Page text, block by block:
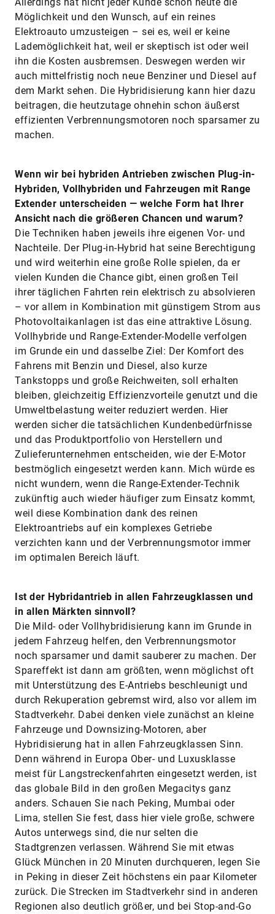
Möglichkeit und den Wunsch, auf ein reines
Elektroauto umzusteigen – sei es, weil er keine
Lademöglichkeit hat, weil er skeptisch ist oder weil
ihn die Kosten ausbremsen. Deswegen werden wir
auch mittelfristig noch neue Benziner und Diesel auf
dem Markt sehen. Die Hybridisierung kann hier dazu
beitragen, die heutzutage ohnehin schon äußerst
effizienten Verbrennungsmotoren noch sparsamer zu
machen.
Wenn wir bei hybriden Antrieben zwischen Plug-in-
Hybriden, Vollhybriden und Fahrzeugen mit ­Range
Extender unterscheiden — welche Form hat Ihrer
Ansicht nach die größeren Chancen und warum?
Die Techniken haben jeweils ihre eigenen Vor- und
Nachteile. Der Plug-in-Hybrid hat seine Berechtigung
und wird weiterhin eine große Rolle spielen, da er
vielen Kunden die Chance gibt, einen großen Teil
ihrer täglichen Fahrten rein elektrisch zu absolvieren
– vor allem in Kombination mit günstigem Strom aus
Photovoltaikanlagen ist das eine attraktive Lösung.
Vollhybride und Range-Extender-Modelle verfolgen
im Grunde ein und dasselbe Ziel: Der Komfort des
Fahrens mit Benzin und Diesel, also kurze
Tankstopps und große Reichweiten, soll erhalten
bleiben, gleichzeitig Effizienzvorteile genutzt und die
Umweltbelastung weiter reduziert werden. Hier
werden sicher die tatsächlichen Kundenbedürfnisse
und das Produktportfolio von Herstellern und
Zulieferunternehmen entscheiden, wie der E-Motor
bestmöglich eingesetzt werden kann. Mich würde es
nicht wundern, wenn die Range-Extender-Technik
zukünftig auch wieder häufiger zum Einsatz kommt,
weil diese Kombination dank des reinen
Elektroantriebs auf ein komplexes Getriebe
verzichten kann und der Verbrennungsmotor immer
im optimalen Bereich läuft.
Ist der Hybridantrieb in allen Fahrzeugklassen und
in allen Märkten sinnvoll?
Die Mild- oder Vollhybridisierung kann im Grunde in
jedem Fahrzeug helfen, den Verbrennungsmotor
noch sparsamer und damit sauberer zu machen. Der
Spareffekt ist dann am größten, wenn möglichst oft
mit Unterstützung des E-Antriebs beschleunigt und
durch Rekuperation gebremst wird, also vor allem im
Stadtverkehr. Dabei denken viele zunächst an kleine
Fahrzeuge und Downsizing-Motoren, aber
Hybridisierung hat in allen Fahrzeugklassen Sinn.
Denn während in Europa Ober- und Luxusklasse
meist für Langstreckenfahrten eingesetzt werden, ist
das globale Bild in den großen Megacitys ganz
anders. Schauen Sie nach Peking, Mumbai oder
Lima, stellen Sie fest, dass hier viele große, schwere
Autos unterwegs sind, die nur selten die
Stadtgrenzen verlassen. Während Sie mit etwas
Glück München in 20 Minuten durchqueren, legen Sie
in Peking in dieser Zeit höchstens ein paar Kilometer
zurück. Die Strecken im Stadtverkehr sind in anderen
Regionen also deutlich größer, und bei Stop-and-Go